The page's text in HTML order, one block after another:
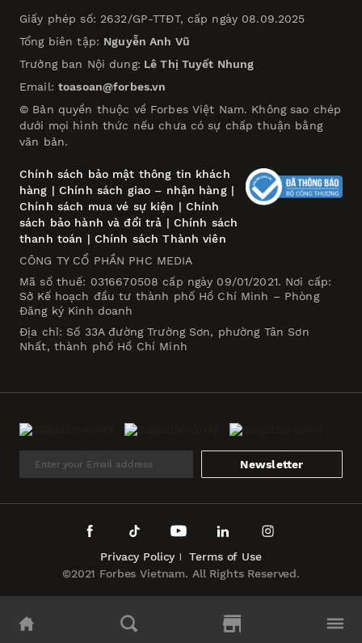
Giấy phép số: 2632/GP-TTĐT, cấp ngày 08.09.2025
Tổng biên tập: Nguyễn Anh Vũ
Trưởng ban Nội dung: Lê Thị Tuyết Nhung
Email: toasoan@forbes.vn
© Bản quyền thuộc về Forbes Việt Nam. Không sao chép
dưới mọi hình thức nếu chưa có sự chấp thuận bằng
văn bản.
Chính sách bảo mật thông tin khách
hàng | Chính sách giao – nhận hàng|
Chính sách mua vé sự kiện | Chính
sách bảo hành và đổi trả | Chính sách
thanh toán | Chính sách Thành viên
CÔNG TY CỔ PHẦN PHC MEDIA
Mã số thuế: 0316670508 cấp ngày 09/01/2021. Nơi cấp:
Sở Kế hoạch đầu tư thành phố Hồ Chí Minh – Phòng
Đăng ký Kinh doanh
Địa chỉ: Số 33A đường Trường Sơn, phường Tân Sơn
Nhất, thành phố Hồ Chí Minh
Newsletter
©2021 Forbes Vietnam. All Rights Reserved.
Privacy Policy Terms of Use